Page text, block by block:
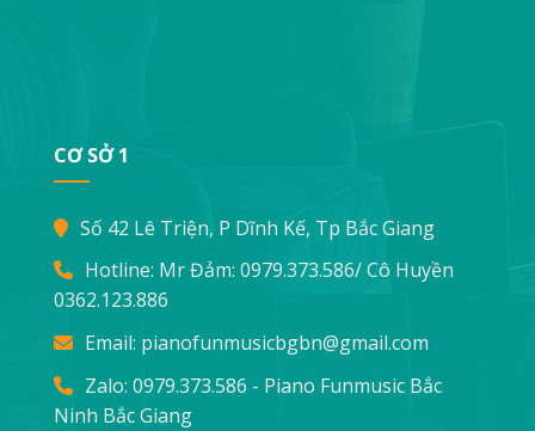
CƠ SỞ 1
Số 42 Lê Triện, P Dĩnh Kế, Tp Bắc Giang
Hotline: Mr Đảm: 0979.373.586/ Cô Huyền
0362.123.886
Email: pianofunmusicbgbn@gmail.com
Zalo: 0979.373.586 - Piano Funmusic Bắc
Ninh Bắc Giang